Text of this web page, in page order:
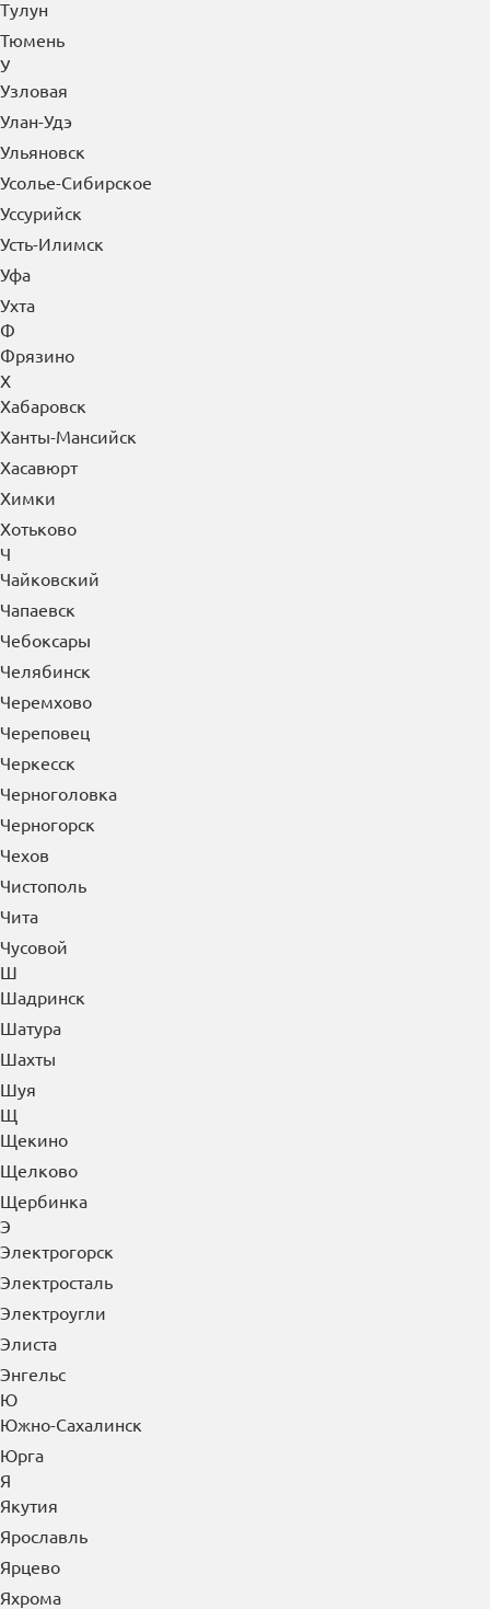
Тулун
Тюмень
У
Узловая
Улан-Удэ
Ульяновск
Усолье-Сибирское
Уссурийск
Усть-Илимск
Уфа
Ухта
Ф
Фрязино
Х
Хабаровск
Ханты-Мансийск
Хасавюрт
Химки
Хотьково
Ч
Чайковский
Чапаевск
Чебоксары
Челябинск
Черемхово
Череповец
Черкесск
Черноголовка
Черногорск
Чехов
Чистополь
Чита
Чусовой
Ш
Шадринск
Шатура
Шахты
Шуя
Щ
Щекино
Щелково
Щербинка
Э
Электрогорск
Электросталь
Электроугли
Элиста
Энгельс
Ю
Южно-Сахалинск
Юрга
Я
Якутия
Ярославль
Ярцево
Яхрома